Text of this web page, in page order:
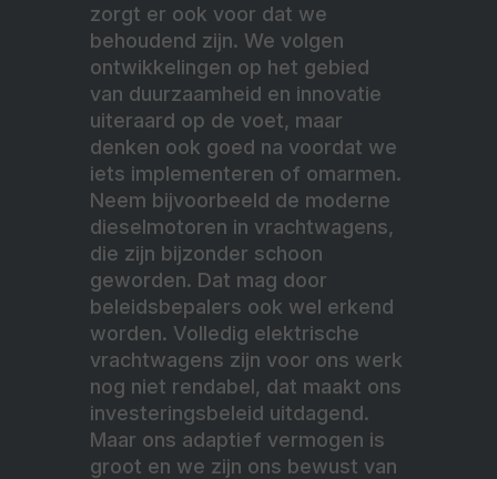
zorgt er ook voor dat we
behoudend zijn. We volgen
ontwikkelingen op het gebied
van duurzaamheid en innovatie
uiteraard op de voet, maar
denken ook goed na voordat we
iets implementeren of omarmen.
Neem bijvoorbeeld de moderne
dieselmotoren in vrachtwagens,
die zijn bijzonder schoon
geworden. Dat mag door
beleidsbepalers ook wel erkend
worden. Volledig elektrische
vrachtwagens zijn voor ons werk
nog niet rendabel, dat maakt ons
investeringsbeleid uitdagend.
Maar ons adaptief vermogen is
groot en we zijn ons bewust van